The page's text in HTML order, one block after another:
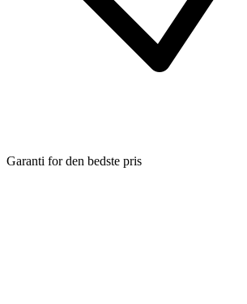
Garanti for den bedste pris